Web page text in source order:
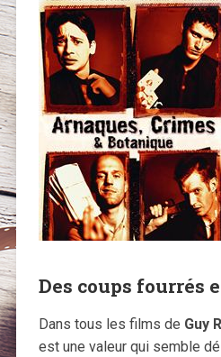
Des coups fourrés
Dans tous les films de Guy
est une valeur qui semble